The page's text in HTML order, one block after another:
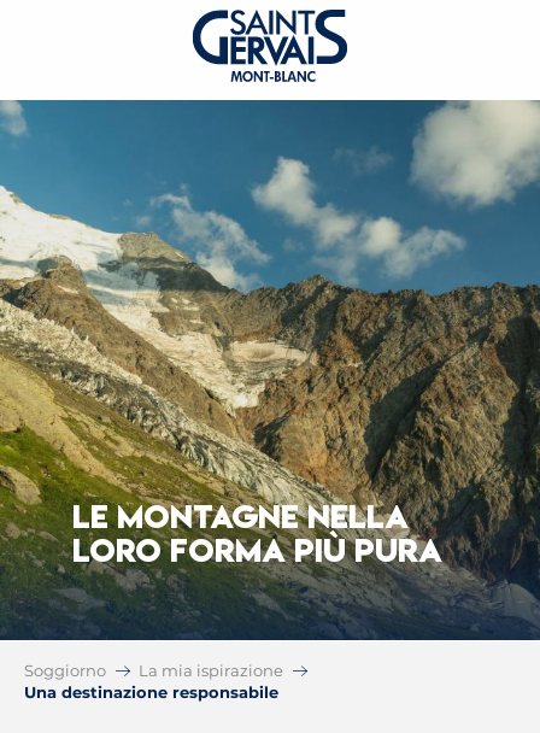
LE MONTAGNE NELLA
LORO FORMA PIÙ PURA
Soggiorno
La mia ispirazione
Una destinazione responsabile